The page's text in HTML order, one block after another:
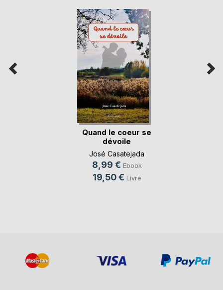
Quand le coeur se
dévoile
José Casatejada
8,99 € Ebook
19,50 € Livre